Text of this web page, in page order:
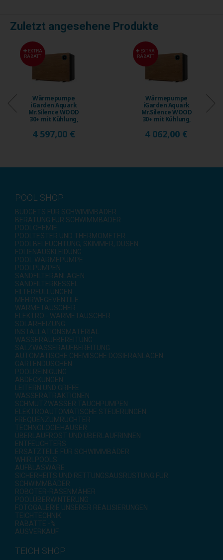
Zuletzt angesehene Produkte
EXTRA
RABATT
Wärmepumpe
iGarden Aquark
Mr.Silence WOOD
30+ mit Kühlung,
4 597,00 €
EXTRA
RABATT
Wärmepumpe
iGarden Aquark
Mr.Silence WOOD
30+ mit Kühlung,
4 062,00 €
POOL SHOP
BUDGETS FÜR SCHWIMMBÄDER
BERATUNG FÜR SCHWIMMBÄDER
POOLCHEMIE
POOLTESTER UND THERMOMETER
POOLBELEUCHTUNG, SKIMMER, DÜSEN
FOLIENAUSKLEIDUNG
POOL WÄRMEPUMPE
POOLPUMPEN
SANDFILTERANLAGEN
SANDFILTERKESSEL
FILTERFÜLLUNGEN
MEHRWEGEVENTILE
WÄRMETAUSCHER
ELEKTRO - WÄRMETAUSCHER
SOLARHEIZUNG
INSTALLATIONSMATERIAL
WASSERAUFBEREITUNG
SALZWASSERAUFBEREITUNG
AUTOMATISCHE CHEMISCHE DOSIERANLAGEN
GARTENDUSCHEN
POOLREINIGUNG
ABDECKUNGEN
LEITERN UND GRIFFE
WASSERATRAKTIONEN
SCHMUTZWASSER TAUCHPUMPEN
ELEKTROAUTOMATISCHE STEUERUNGEN
FREQUENZUMRUCHTER
TECHNOLOGIEHÄUSER
ÜBERLAUFROST UND ÜBERLAUFRINNEN
ENTFEUCHTERS
ERSATZTEILE FÜR SCHWIMMBÄDER
WHIRLPOOLS
AUFBLASWARE
SICHERHEITS UND RETTUNGSAUSRÜSTUNG FÜR
SCHWIMMBÄDER
ROBOTER-RASENMÄHER
POOLÜBERWINTERUNG
FOTOGALERIE UNSERER REALISIERUNGEN
TEICHTECHNIK
RABATTE -%
AUSVERKAUF
TEICH SHOP